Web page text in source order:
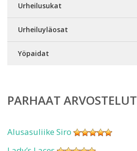
Urheilusukat
Urheiluyläosat
Yöpaidat
PARHAAT ARVOSTELUT
Alusasuliike Siro